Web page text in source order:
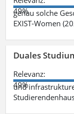
49%
genau solche
EXIST-Women
Duales
Relevanz:
49%
und